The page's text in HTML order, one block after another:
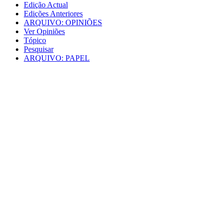
Edição Actual
Edições Anteriores
ARQUIVO: OPINIÕES
Ver Opiniões
Tópico
Pesquisar
ARQUIVO: PAPEL